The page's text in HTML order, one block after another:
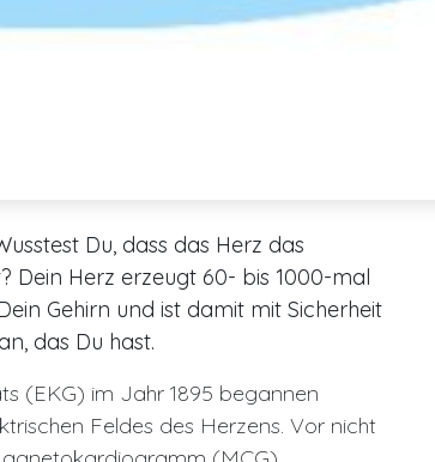
Du, dass das Herz das
Dein Herz erzeugt 60- bis 1000-mal
Gehirn und ist damit mit Sicherheit
das Du hast.
(EKG) im Jahr 1895 begannen
Feldes des Herzens. Vor nicht